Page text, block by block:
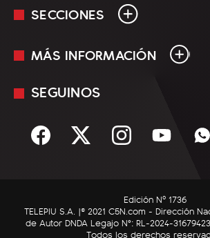
SECCIONES
En Vivo
Sociedad
C5N Autos
RatingCero
MÁS INFORMACIÓN
Mediakit
Términos y condiciones
SEGUINOS
Edición Nº 1736
TELEPIU S.A. |© 2021 C5N.com - Dirección
de Autor DNDA Legajo N°: RL-2024-
Todos los derechos